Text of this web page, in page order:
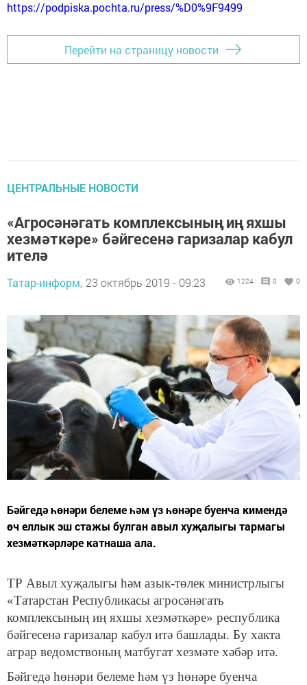
https://podpiska.pochta.ru/press/%D0%9F9499
Перейти на страницу новости
ЦЕНТРАЛЬНЫЕ НОВОСТИ
«Агросәнәгать комплексының иң яхшы
хезмәткәре» бәйгесенә гаризалар кабул
ителә
Татар-информ, 23 октябрь 2019 - 09:23 1224 0 0
Бәйгедә һөнәри белеме һәм үз һөнәре буенча кимендә
өч еллык эш стажы булган авыл хуҗалыгы тармагы
хезмәткәрләре катнаша ала.
ТР Авыл хуҗалыгы һәм азык-төлек министрлыгы
«Татарстан Республикасы агросәнәгать
комплексының иң яхшы хезмәткәре» республика
бәйгесенә гаризалар кабул итә башлады. Бу хакта
аграр ведомствоның матбугат хезмәте хәбәр итә.
Бәйгедә һөнәри белеме һәм үз һөнәре буенча